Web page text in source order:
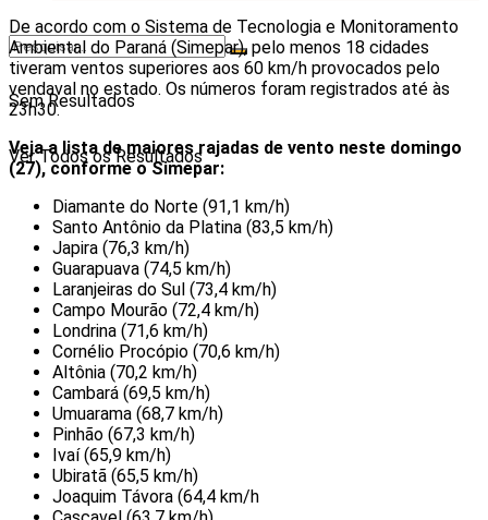
Sem Resultados
Ver Todos os Resultados
De acordo com o Sistema de Tecnologia e Monitoramento
Ambiental do Paraná (Simepar), pelo menos 18 cidades
tiveram ventos superiores aos 60 km/h provocados pelo
vendaval no estado. Os números foram registrados até às
23h30.
Veja a lista de maiores rajadas de vento neste domingo
(27), conforme o Simepar:
Diamante do Norte (91,1 km/h)
Santo Antônio da Platina (83,5 km/h)
Japira (76,3 km/h)
Guarapuava (74,5 km/h)
Laranjeiras do Sul (73,4 km/h)
Campo Mourão (72,4 km/h)
Londrina (71,6 km/h)
Cornélio Procópio (70,6 km/h)
Altônia (70,2 km/h)
Cambará (69,5 km/h)
Umuarama (68,7 km/h)
Pinhão (67,3 km/h)
Ivaí (65,9 km/h)
Ubiratã (65,5 km/h)
Joaquim Távora (64,4 km/h